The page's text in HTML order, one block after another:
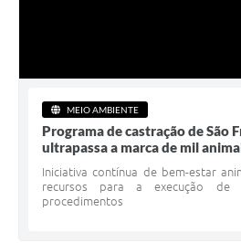
MEIO AMBIENTE
Programa de castração de São
ultrapassa a marca de mil
Iniciativa contínua de bem-estar
recursos para a execução
procedimentos